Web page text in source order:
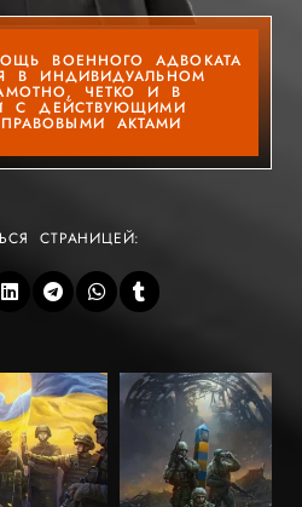
ВОЕННОГО АДВОКАТА
В ИНДИВИДУАЛЬНОМ
ЧЕТКО И В
С ДЕЙСТВУЮЩИМИ
АКТАМИ
СТРАНИЦЕЙ: